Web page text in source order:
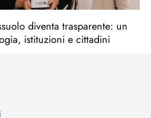
diventa trasparente: un
istituzioni e cittadini